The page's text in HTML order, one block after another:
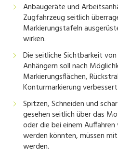
Anbaugeräte und
Zugfahrzeug seitlich
Markierungstafeln
wirken.
Die seitliche Sichtbarkeit
Anhängern soll nach
Markierungsflächen,
Konturmarkierung
Spitzen, Schneiden und
gesehen seitlich über das
oder die bei einem
werden könnten, müssen
werden.